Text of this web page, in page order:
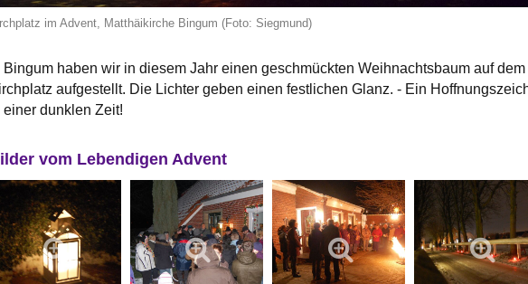
im Advent, Matthäikirche Bingum (Foto: Siegmund)
Bingum haben wir in diesem Jahr einen geschmückten Weihnachtsbaum auf dem
aufgestellt. Die Lichter geben einen festlichen Glanz. - Ein
einer dunklen Zeit!
vom Lebendigen Advent